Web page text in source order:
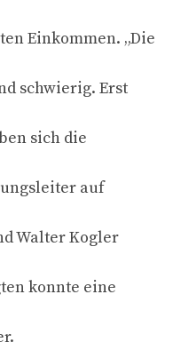
Einkommen. „Die
schwierig. Erst
sich die
auf
Walter Kogler
konnte eine